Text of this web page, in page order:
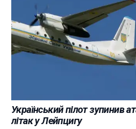
Український пілот зупинив
літак у Лейпцигу